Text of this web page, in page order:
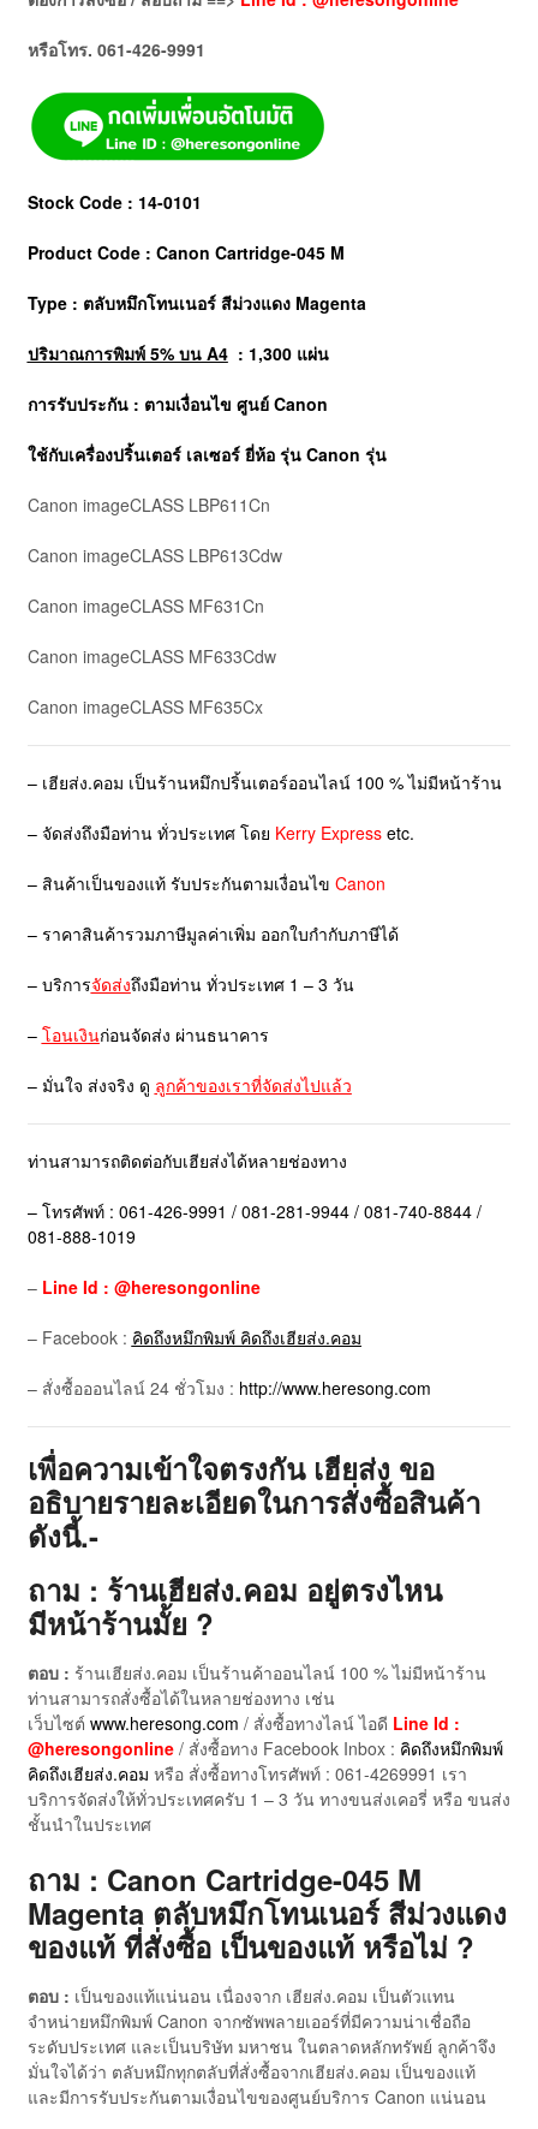
หรือโทร. 061-426-9991
Stock Code : 14-0101
Product Code : Canon Cartridge-045 M
Type : ตลับหมึกโทนเนอร์ สีม่วงแดง Magenta
ปริมาณการพิมพ์ 5% บน A4: 1,300 แผ่น
การรับประกัน : ตามเงื่อนไข ศูนย์ Canon
ใช้กับเครื่องปริ้นเตอร์ เลเซอร์ ยี่ห้อ รุ่น Canon รุ่น
Canon imageCLASS LBP611Cn
Canon imageCLASS LBP613Cdw
Canon imageCLASS MF631Cn
Canon imageCLASS MF633Cdw
Canon imageCLASS MF635Cx
– เฮียส่ง.คอม เป็นร้านหมึกปริ้นเตอร์ออนไลน์ 100 % ไม่มีหน้าร้าน
– จัดส่งถึงมือท่าน ทั่วประเทศ โดย Kerry Expressetc.
– สินค้าเป็นของแท้ รับประกันตามเงื่อนไข Canon
– ราคาสินค้ารวมภาษีมูลค่าเพิ่ม ออกใบกำกับภาษีได้
– บริการจัดส่งถึงมือท่าน ทั่วประเทศ 1 – 3 วัน
– โอนเงินก่อนจัดส่ง ผ่านธนาคาร
– มั่นใจ ส่งจริง ดู ลูกค้าของเราที่จัดส่งไปแล้ว
ท่านสามารถติดต่อกับเฮียส่งได้หลายช่องทาง
– โทรศัพท์ : 061-426-9991 / 081-281-9944 / 081-740-8844 /
081-888-1019
– Line Id : @heresongonline
– Facebook : คิดถึงหมึกพิมพ์ คิดถึงเฮียส่ง.คอม
– สั่งซื้อออนไลน์ 24 ชั่วโมง : http://www.heresong.com
เพื่อความเข้าใจตรงกัน เฮียส่ง ขอ
อธิบายรายละเอียดในการสั่งซื้อสินค้า
ดังนี้.-
ถาม : ร้านเฮียส่ง.คอม อยู่ตรงไหน
มีหน้าร้านมั้ย ?
ตอบ : ร้านเฮียส่ง.คอม เป็นร้านค้าออนไลน์ 100 % ไม่มีหน้าร้าน
ท่านสามารถสั่งซื้อได้ในหลายช่องทาง เช่น
เว็บไซต์ www.heresong.com / สั่งซื้อทางไลน์ ไอดี Line Id :
@heresongonline / สั่งซื้อทาง Facebook Inbox : คิดถึงหมึกพิมพ์
คิดถึงเฮียส่ง.คอม หรือ สั่งซื้อทางโทรศัพท์ : 061-4269991 เรา
บริการจัดส่งให้ทั่วประเทศครับ 1 – 3 วัน ทางขนส่งเคอรี่ หรือ ขนส่ง
ชั้นนำในประเทศ
ถาม : Canon Cartridge-045 M
Magenta ตลับหมึกโทนเนอร์ สีม่วงแดง
ของแท้ ที่สั่งซื้อ เป็นของแท้ หรือไม่ ?
ตอบ : เป็นของแท้แน่นอน เนื่องจาก เฮียส่ง.คอม เป็นตัวแทน
จำหน่ายหมึกพิมพ์ Canon จากซัพพลายเออร์ที่มีความน่าเชื่อถือ
ระดับประเทศ และเป็นบริษัท มหาชน ในตลาดหลักทรัพย์ ลูกค้าจึง
มั่นใจได้ว่า ตลับหมึกทุกตลับที่สั่งซื้อจากเฮียส่ง.คอม เป็นของแท้
และมีการรับประกันตามเงื่อนไขของศูนย์บริการ Canon แน่นอน